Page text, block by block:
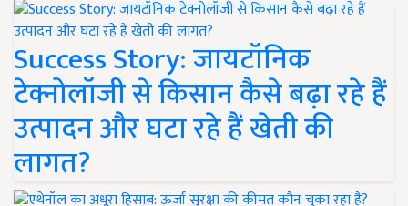
Success Story: जायटॉनिक
टेक्नोलॉजी से किसान कैसे बढ़ा रहे हैं
उत्पादन और घटा रहे हैं खेती की
लागत?